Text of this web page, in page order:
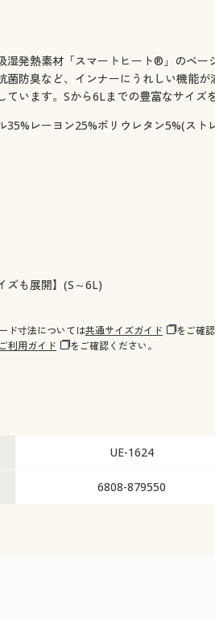
湿発熱素材「スマートヒート®」のベー
菌防臭など、インナーにうれしい機能
います。Sから6Lまでの豊富なサイズ
レーヨン25%ポリウレタン5%(スト
ズも展開】(S～6L)
ド寸法については共通サイズガイド
をご確
ご利用ガイド をご確認ください。
UE-1624
6808-879550